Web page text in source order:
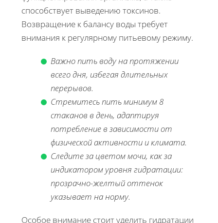
способствует выведению токсинов.
Возвращение к балансу воды требует
внимания к регулярному питьевому режиму.
Важно пить воду на протяжении
всего дня, избегая длительных
перерывов.
Стремитесь пить минимум 8
стаканов в день, адаптируя
потребление в зависимости от
физической активности и климата.
Следите за цветом мочи, как за
индикатором уровня гидратации:
прозрачно-желтый оттенок
указывает на норму.
Особое внимание стоит уделить гидратации